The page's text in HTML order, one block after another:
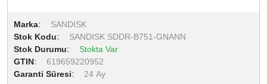
Marka
SANDISK
Stok Kodu
SANDISK SDDR-B751-GNANN
Stok Durumu
Stokta Var
GTIN
619659220952
Garanti Süresi
24 Ay